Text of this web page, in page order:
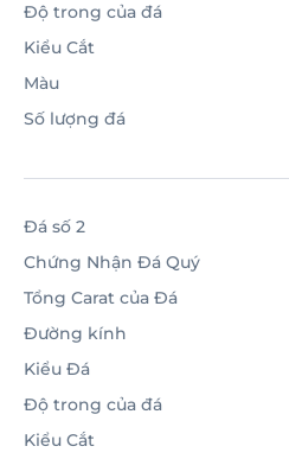
Độ trong của đá
Kiểu Cắt
Màu
Số lượng đá
Đá số 2
Chứng Nhận Đá Quý
Tổng Carat của Đá
Đường kính
Kiểu Đá
Độ trong của đá
Kiểu Cắt